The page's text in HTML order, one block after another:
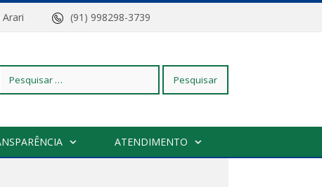
do Arari (91) 998298-3739
Pesquisar
ATENDIMENTO